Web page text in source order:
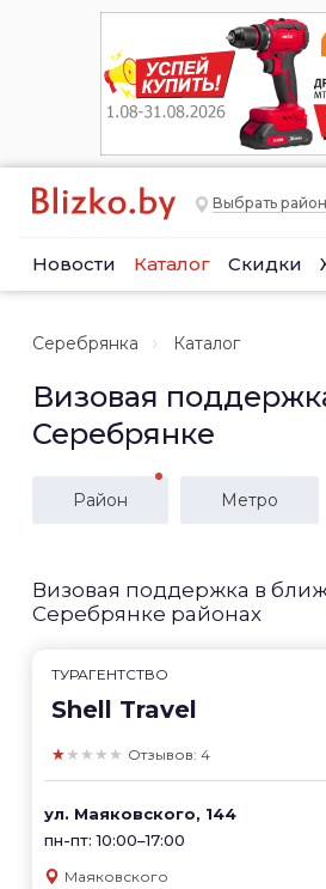
Выбрать район
Новости Каталог Скидки
Серебрянка Каталог
Визовая
Серебрянке
Район Метро
Визовая поддержка в
Серебрянке районах
ТУРАГЕНТСТВО
Shell Travel
★★★★★ Отзывов: 4
ул. Маяковского, 144
пн-пт: 10:00–17:00
Маяковского